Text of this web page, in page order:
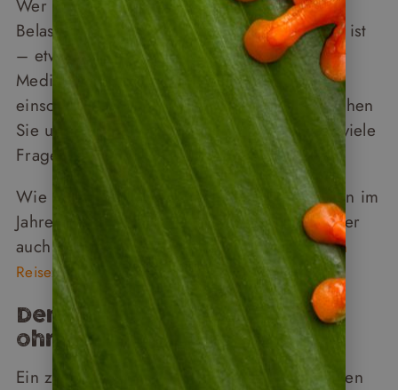
Wer Wärme gewohnt ist, wird das kaum als
Belastung empfinden. Wer hitzeempfindlich ist
– etwa durch bestimmte Erkrankungen oder
Medikamente – sollte das realistisch
einschätzen. Wenn Sie unsicher sind: Sprechen
Sie uns gerne an. Im Gespräch lassen sich viele
Fragen direkter klären.
Wie sich Klima, Regenzeit und Temperaturen im
Jahresverlauf unterscheiden, erklären wir aber
auch ausführlich in unserem
Artikel zur besten
Reisezeit für Costa Rica
Der Reisetakt: rhythmisch,
ohne zu hetzen
Ein zweiter Faktor: Die Reise führt in 14 Tagen